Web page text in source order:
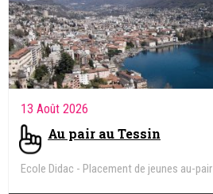
13 Août 2026
Au pair au Tessin
Ecole Didac - Placement de jeunes au-pair